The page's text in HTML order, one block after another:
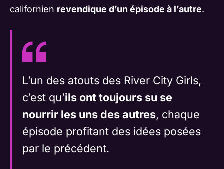
californien revendique d’un épisode à l’autre.
L’un des atouts des River City Girls,
c’est qu’ils ont toujours su se
nourrir les uns des autres, chaque
épisode profitant des idées posées
par le précédent.